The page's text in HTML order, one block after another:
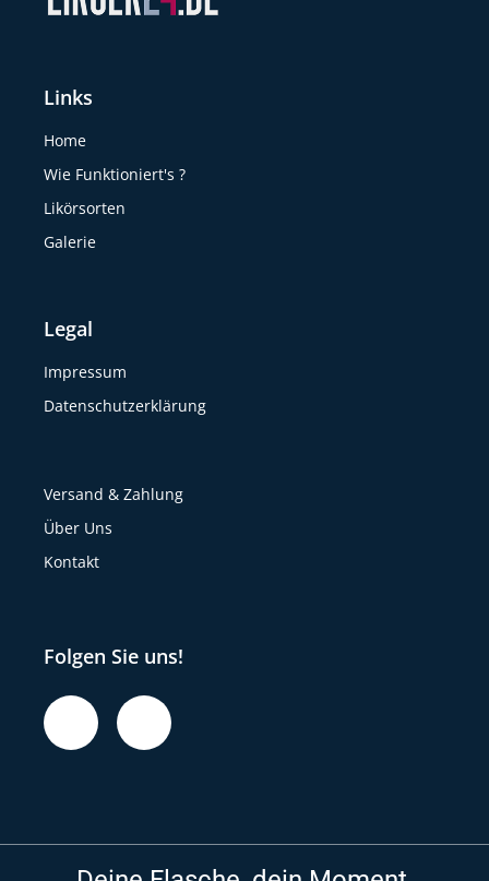
Links
Home
Wie Funktioniert's ?
Likörsorten
Galerie
Legal
Impressum
Datenschutzerklärung
Versand & Zahlung
Über Uns
Kontakt
Folgen Sie uns!